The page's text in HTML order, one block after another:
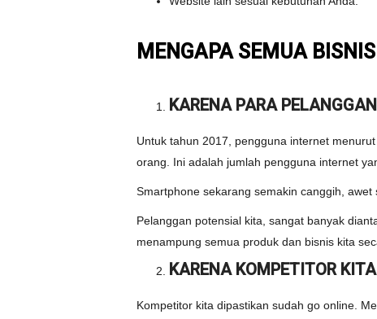
MENGAPA SEMUA
KARENA PARA
Untuk tahun 2017, pengguna internet
orang. Ini adalah jumlah pengguna internet
Smartphone sekarang semakin canggih,
Pelanggan potensial kita, sangat banyak
menampung semua produk dan bisnis kita
KARENA KOMPETITOR
Kompetitor kita dipastikan sudah go online.